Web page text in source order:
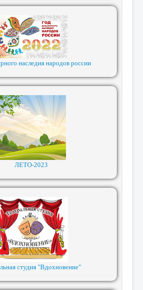
наследия народов россии
ЛЕТО-2023
студия "Вдохновение"